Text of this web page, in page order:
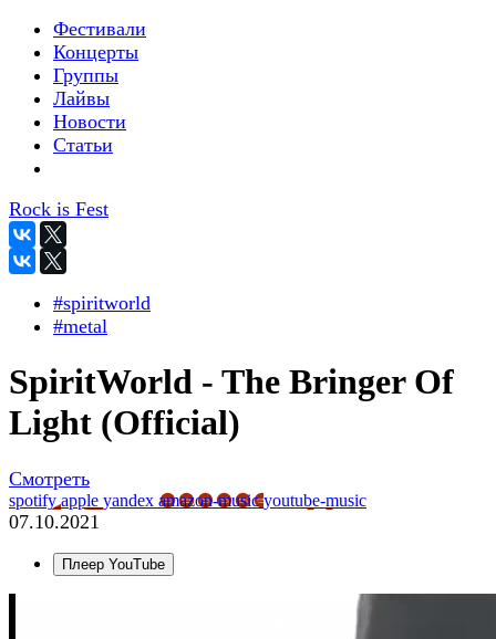
Фестивали
Концерты
Группы
Лайвы
Новости
Статьи
Rock is Fest
#spiritworld
#metal
SpiritWorld - The Bringer Of
Light (Official)
Смотреть
spotifyapple yandex amazon-musicyoutube-music
07.10.2021
Плеер YouTube